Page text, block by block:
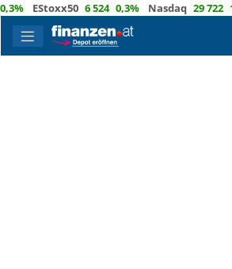
EStoxx50 6 524 0,3% Nasdaq 29 722 1,2%